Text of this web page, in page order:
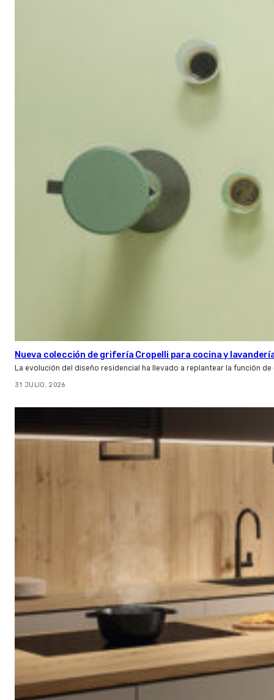
Nueva colección de grifería Cropelli para cocina y
La evolución del diseño residencial ha llevado a replantear la función
31 JULIO, 2026